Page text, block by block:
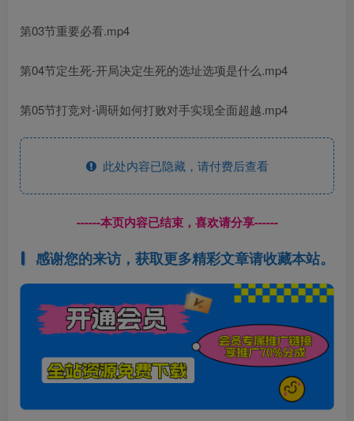
第03节重要必看.mp4
第04节定生死-开局决定生死的选址选项是什么.mp4
第05节打竞对-调研如何打败对手实现全面超越.mp4
此处内容已隐藏，请付费后查看
------本页内容已结束，喜欢请分享------
感谢您的来访，获取更多精彩文章请收藏本站。